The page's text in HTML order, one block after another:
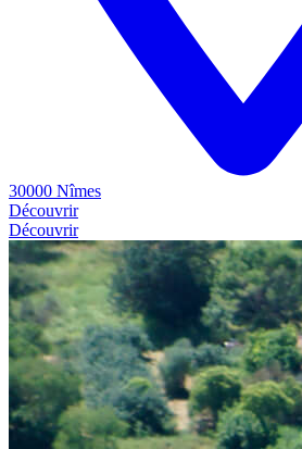
30000 Nîmes
Découvrir
Découvrir